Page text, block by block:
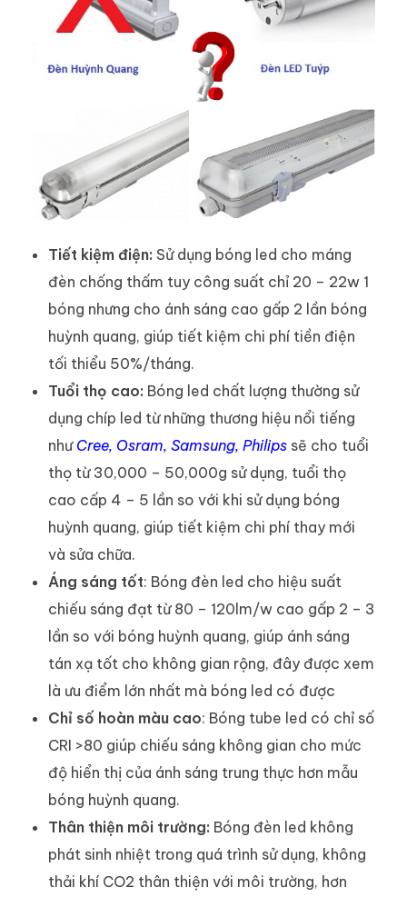
Tiết kiệm điện: Sử dụng bóng led cho máng
đèn chống thấm tuy công suất chỉ 20 – 22w 1
bóng nhưng cho ánh sáng cao gấp 2 lần bóng
huỳnh quang, giúp tiết kiệm chi phí tiền điện
tối thiểu 50%/tháng.
Tuổi thọ cao: Bóng led chất lượng thường sử
dụng chíp led từ những thương hiệu nổi tiếng
như Cree, Osram, Samsung, Philipssẽ cho tuổi
thọ từ 30,000 – 50,000g sử dụng, tuổi thọ
cao cấp 4 – 5 lần so với khi sử dụng bóng
huỳnh quang, giúp tiết kiệm chi phí thay mới
và sửa chữa.
Áng sáng tốt: Bóng đèn led cho hiệu suất
chiếu sáng đạt từ 80 – 120lm/w cao gấp 2 – 3
lần so với bóng huỳnh quang, giúp ánh sáng
tán xạ tốt cho không gian rộng, đây được xem
là ưu điểm lớn nhất mà bóng led có được
Chỉ số hoàn màu cao: Bóng tube led có chỉ số
CRI >80 giúp chiếu sáng không gian cho mức
độ hiển thị của ánh sáng trung thực hơn mẫu
bóng huỳnh quang.
Thân thiện môi trường: Bóng đèn led không
phát sinh nhiệt trong quá trình sử dụng, không
thải khí CO2 thân thiện với môi trường, hơn